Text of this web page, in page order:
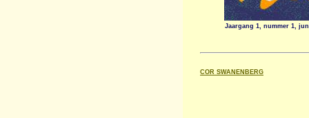
Jaargang 1, nummer 1,
COR SWANENBERG